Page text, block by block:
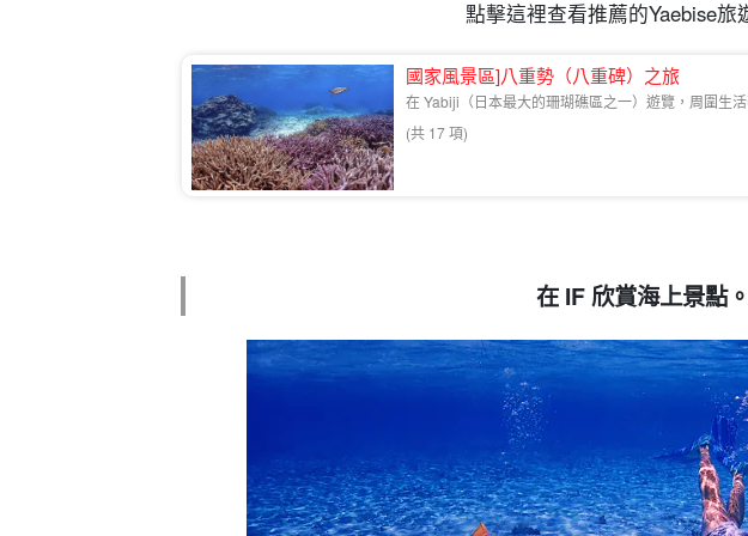
點擊這裡查看推薦的Yaebise旅
國家風景區]八重勢（八重碑）之旅
在 Yabiji（日本最大的珊瑚礁區之一）遊覽，周圍生
(共 17 項)
在 IF 欣賞海上景點